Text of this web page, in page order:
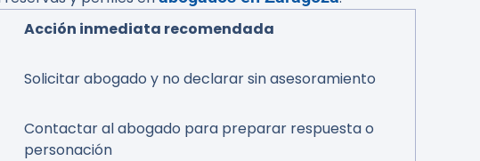
Acción inmediata recomendada
Solicitar abogado y no declarar sin asesoramiento
Contactar al abogado para preparar respuesta o
personación